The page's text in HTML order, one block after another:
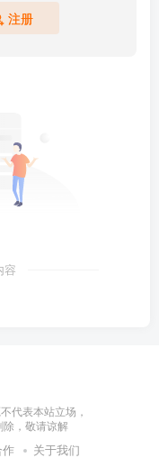
注册
容
代表本站立场，
除，敬请谅解
关于我们